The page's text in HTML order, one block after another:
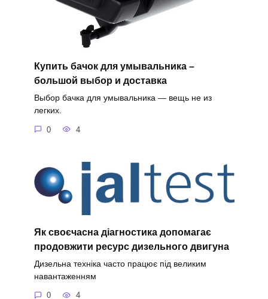
Купить бачок для умывальника –
большой выбор и доставка
Выбор бачка для умывальника — вещь не из
легких.
0 4
Як своєчасна діагностика допомагає
продовжити ресурс дизельного двигуна
Дизельна техніка часто працює під великим
навантаженням
0 4